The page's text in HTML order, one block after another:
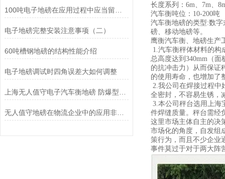
电子地磅完整安装注意事项（二）
60吨槽钢地磅的结构性能介绍
电子地磅调试时四角误差大如何调整
无人值守地磅在物流企业中的应用非常广泛
长度系列：6m、7m、
汽车衡吨位：10-200吨
汽车衡地磅的类型:数
磅、移动地磅等。
鹰衡汽车衡、地磅生产
1.汽车衡秤体材料的构
总高度达到340mm（
的抗冲击力）从而保证
的使用寿命，也增加了
2.我公司在焊接过程中
全密封，不容易生锈，
3.本公司秤台选用上海
件焊缝质量。秤台需经
这里市场主体自主的决
市场化的角度，自发组
策行为，而且不少企业
事件莫过于对于两大阵